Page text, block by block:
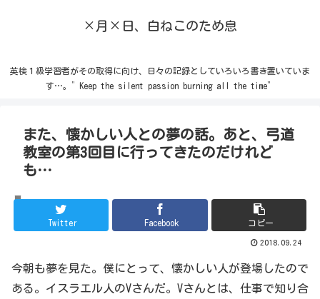
×月×日、白ねこのため息
英検１級学習者がその取得に向け、日々の記録としていろいろ書き置いていま
す…。”Keep the silent passion burning all the time”
また、懐かしい人との夢の話。あと、弓道
教室の第3回目に行ってきたのだけれど
も…
Twitter Facebook コピー
2018.09.24
今朝も夢を見た。僕にとって、懐かしい人が登場したので
ある。イスラエル人のVさんだ。Vさんとは、仕事で知り合